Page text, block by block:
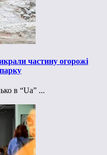
частину огорожі
в “Ua” ...